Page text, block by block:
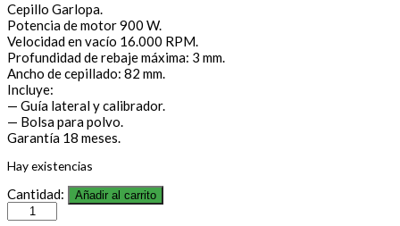
Cepillo Garlopa.
Potencia de motor 900 W.
Velocidad en vacío 16.000 RPM.
Profundidad de rebaje máxima: 3 mm.
Ancho de cepillado: 82 mm.
Incluye:
— Guía lateral y calibrador.
— Bolsa para polvo.
Garantía 18 meses.
Hay existencias
Cantidad: Añadir al carrito